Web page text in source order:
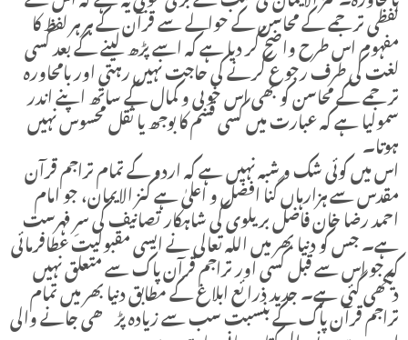
لفظی ترجمے کے محاسن کے حوالے سے قرآن کے ہر ہر لفظ کا
مفہوم اس طرح واضح کر دیا ہے کہ اسے پڑھ لینے کے بعد کسی
لغت کی طرف رجوع کرنے کی حاجت نہیں رہتی اور بامحاورہ
ترجمے کے محاسن کو بھی اس خوبی و کمال کے ساتھ اپنے اندر
سمولیا ہے کہ عبارت میں کسی قسم کا بوجھ یا ثقل محسوس نہیں
ہوتا۔
اس میں کوئی شک و شبہ نہیں ہے کہ اردو کے تمام تراجم قرآن
مقدس سے ہزارہاں گنا افضل و اعلیٰ ہے کنز الایمان، جو امام
احمد رضا خان فاضل بریلوی کی شاہکار تصانیف کی سرِ فہرست
ہے۔ جس کو دنیا بھر میں اللہ تعالی نے ایسی مقبولیت عطافرمائی
کہ جو اس سے قبل کسی اور تراجم قرآن پاک سے متعلق نہیں
دیکھی گئی ہے۔ جدید ذرائع ابلاغ کے مطابق دنیا بھر میں تمام
تراجم قرآن پاک کے بنسبت سب سے زیادہ پڑھی جانے والی